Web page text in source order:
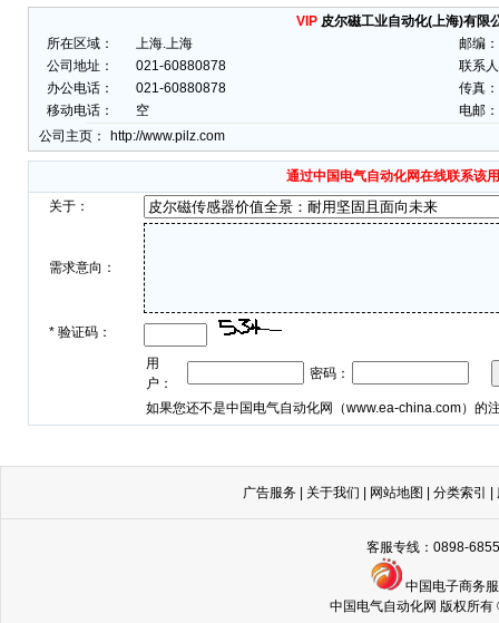
VIP 皮尔磁工业自动化(上海)有限
所在区域：
上海.上海
邮编：
公司地址：
021-60880878
联系
办公电话：
021-60880878
传真
移动电话：
空
电邮：
公司主页：
http://www.pilz.com
通过中国电气自动化网在线联系该
关于：
需求意向：
* 验证码：
用
户：
密码：
如果您还不是中国电气自动化网（www.ea-china.com）的
广告服务 关于我们 网站地图 分类索引
客服专线：0898-
中国电子商务
中国电气自动化网 版权所